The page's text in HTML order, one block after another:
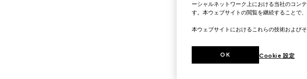
ーシャルネットワーク上における当社のコン
す。本ウェブサイトの閲覧を継続することで
本ウェブサイトにおけるこれらの技術および
Cookie 設定
OK